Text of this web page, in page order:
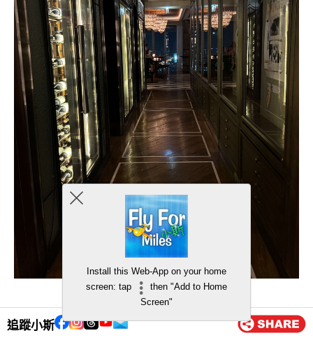
追蹤小斯
Install this Web-App on your home
screen: tap
then "Add to Home
Screen"